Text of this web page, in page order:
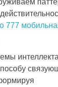
777
интеллекта